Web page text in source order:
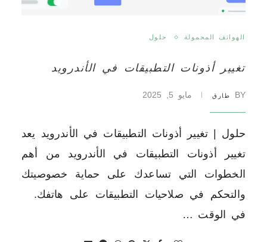
الهواتف المحمولة حلول
تغيير أذونات التطبيقات في الأندرويد
BY طارق مايو 5, 2025
حلول | تغيير أذونات التطبيقات في الأندرويد يعد
تغيير أذونات التطبيقات في الأندرويد من أهم
الخطوات التي تساعدك على حماية خصوصيتك
والتحكم في صلاحيات التطبيقات على هاتفك.
في الوقت …